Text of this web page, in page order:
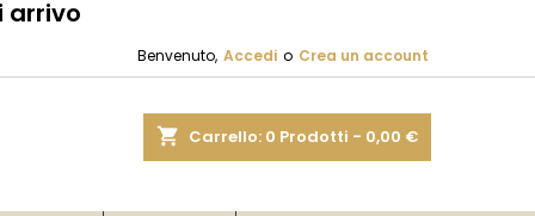
arrivo
Benvenuto, Accedi o Crea un account
shopping_cart Carrello: 0 Prodotti - 0,00 €